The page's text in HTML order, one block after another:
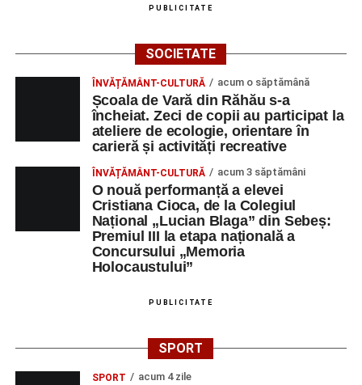
sunt vitale.”(Prof. Ciura Marinela)
Privind spre ediția următoare
În încheierea evenimentului, organizatorii au anunțat tema
ediției din 2027, dedicată relației dintre caracter, valori și
educație. După trei ediții care au abordat comunicarea
didactică, dinamica diferențelor, participarea și luarea
deciziilor, comunitatea Sinaxa Educațională își propune
să revină la întrebările fundamentale despre valorile care
stau la baza actului educațional și despre rolul
profesorului în formarea caracterului tinerilor.
Despre comunitatea Sinaxa Educațională
„Sinaxa Educațională”
profesori, dedicată susținerii unei educații centrate pe
valorile creștin-ortodoxe și pe formarea caracterului
PUBLICITATE
SOCIETATE
ÎNVĂȚĂMÂNT-CULTURĂ acum o săptămână
Școala de Vară din Răhău s-a
încheiat. Zeci de copii au participat la
ateliere de ecologie, orientare în
carieră și activități recreative
ÎNVĂȚĂMÂNT-CULTURĂ acum 3 săptămâni
O nouă performanță a elevei
Cristiana Cioca, de la Colegiul
Național „Lucian Blaga” din Sebeș:
Premiul III la etapa națională a
Concursului „Memoria
Holocaustului”
PUBLICITATE
SPORT
SPORT acum 4 zile